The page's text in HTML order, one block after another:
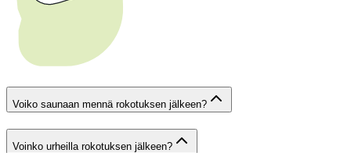
Voiko saunaan mennä rokotuksen jälkeen?
Voinko urheilla rokotuksen jälkeen?